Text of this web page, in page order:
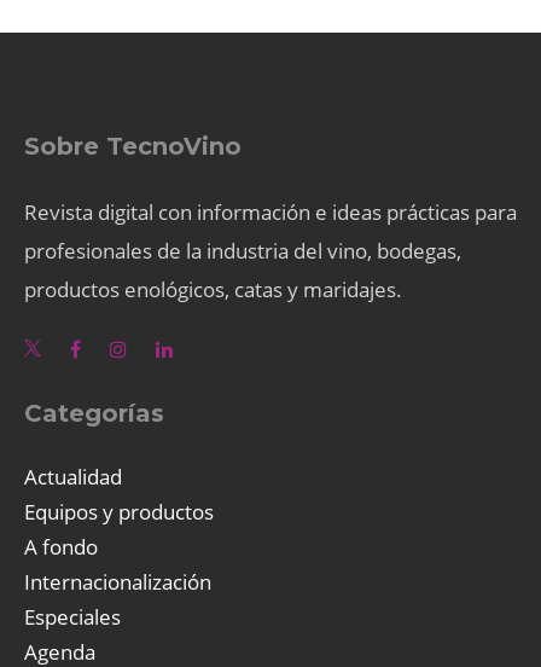
Sobre TecnoVino
Revista digital con información e ideas prácticas para
profesionales de la industria del vino, bodegas,
productos enológicos, catas y maridajes.
Categorías
Actualidad
Equipos y productos
A fondo
Internacionalización
Especiales
Agenda